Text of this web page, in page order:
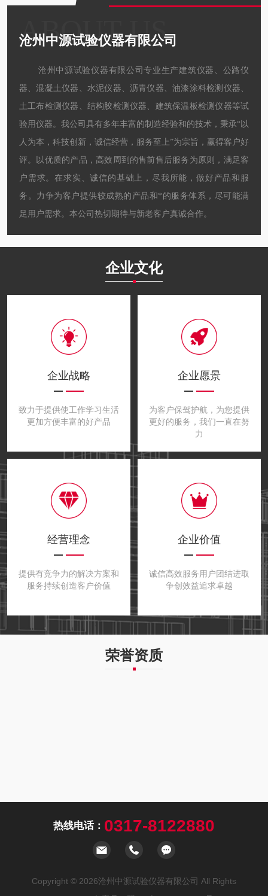
ABOUT US
沧州中源试验仪器有限公司
沧州中源试验仪器有限公司专业生产建筑仪器、公路仪
器、混凝土仪器、水泥仪器、沥青仪器、油漆涂料检测仪器、
土工布检测仪器、结构胶检测仪器、建筑保温板检测仪器等试
验用仪器。我公司具有多年丰富的制造经验和的技术，秉承“以
人为本，科技创新，诚信经营，服务至上”为宗旨，赢得客户好
评。以优质的产品，高效周到的售前售后服务为原则，满足客
户需求。在求实、诚信的基础上，尽我所能，做好产品和服
务。力争为客户提供较成熟的产品和*的服务体系，尽可能满
足用户需求。本公司热切期待与新老客户真诚合作。
企业文化
企业战略
致力于提供使工作学习生活
更加方便丰富的好产品
企业愿景
为客户保驾护航，为您提供
更好的服务，我们一直在努
力
经营理念
提供有竞争力的解决方案和
服务持续创造客户价值
企业价值
诚信高效服务用户团结进取
争创效益追求卓越
荣誉资质
热线电话： 0317-8122880
Copyright © 2026沧州中源试验仪器有限公司 All Rights